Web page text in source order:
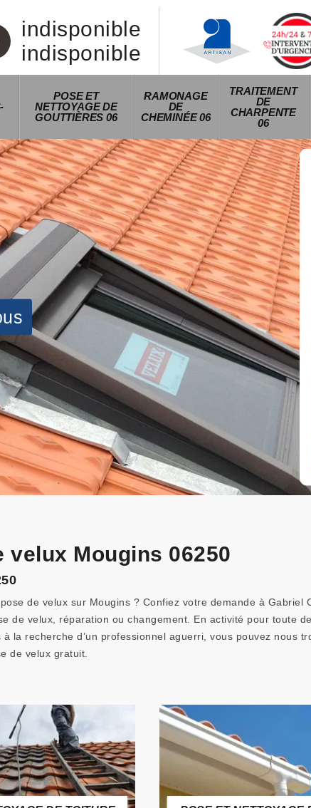
indisponible
indisponible
POSE ET
NETTOYAGE DE
GOUTTIÈRES 06
RAMONAGE
DE
CHEMINÉE 06
TRAITEMENT
DE
CHARPENTE
06
velux Mougins 06250
de velux sur Mougins ? Confiez votre demande à
de velux, réparation ou changement. En activité pour toute
la recherche d’un professionnel aguerri, vous pouvez nous
de velux gratuit.